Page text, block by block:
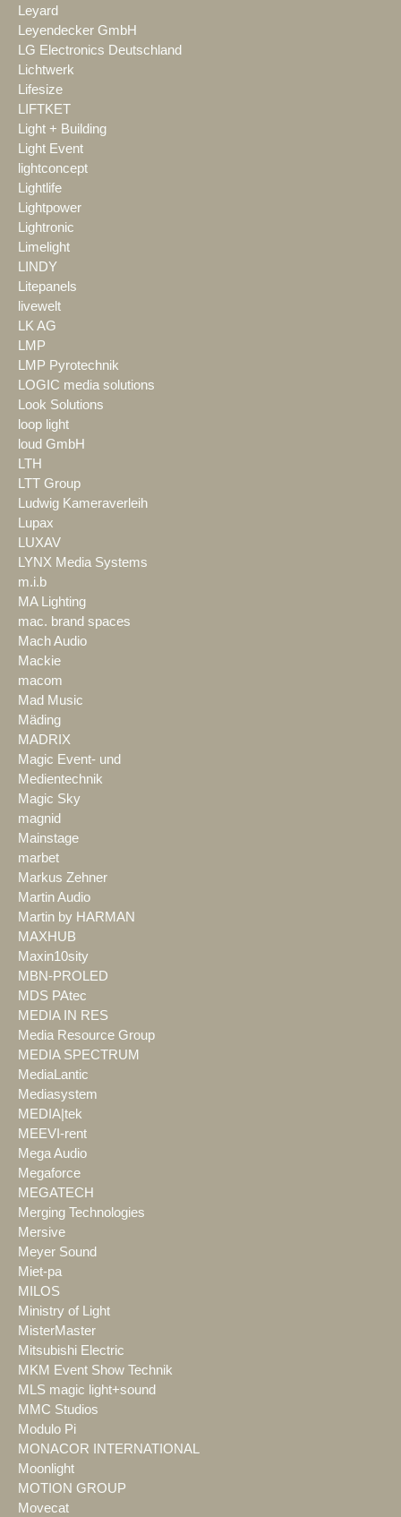
Leyard
Leyendecker GmbH
LG Electronics Deutschland
Lichtwerk
Lifesize
LIFTKET
Light + Building
Light Event
lightconcept
Lightlife
Lightpower
Lightronic
Limelight
LINDY
Litepanels
livewelt
LK AG
LMP
LMP Pyrotechnik
LOGIC media solutions
Look Solutions
loop light
loud GmbH
LTH
LTT Group
Ludwig Kameraverleih
Lupax
LUXAV
LYNX Media Systems
m.i.b
MA Lighting
mac. brand spaces
Mach Audio
Mackie
macom
Mad Music
Mäding
MADRIX
Magic Event- und
Medientechnik
Magic Sky
magnid
Mainstage
marbet
Markus Zehner
Martin Audio
Martin by HARMAN
MAXHUB
Maxin10sity
MBN-PROLED
MDS PAtec
MEDIA IN RES
Media Resource Group
MEDIA SPECTRUM
MediaLantic
Mediasystem
MEDIA|tek
MEEVI-rent
Mega Audio
Megaforce
MEGATECH
Merging Technologies
Mersive
Meyer Sound
Miet-pa
MILOS
Ministry of Light
MisterMaster
Mitsubishi Electric
MKM Event Show Technik
MLS magic light+sound
MMC Studios
Modulo Pi
MONACOR INTERNATIONAL
Moonlight
MOTION GROUP
Movecat